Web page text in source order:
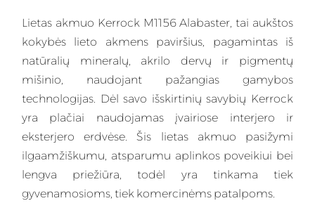
Lietas akmuo Kerrock M1156 Alabaster, tai aukštos
kokybės lieto akmens paviršius, pagamintas iš
natūralių mineralų, akrilo dervų ir pigmentų
mišinio, naudojant pažangias gamybos
technologijas. Dėl savo išskirtinių savybių Kerrock
yra plačiai naudojamas įvairiose interjero ir
eksterjero erdvėse. Šis lietas akmuo pasižymi
ilgaamžiškumu, atsparumu aplinkos poveikiui bei
lengva priežiūra, todėl yra tinkama tiek
gyvenamosioms, tiek komercinėms patalpoms.